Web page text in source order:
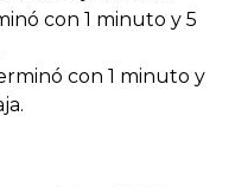
con 1 minuto y 5
con 1 minuto y